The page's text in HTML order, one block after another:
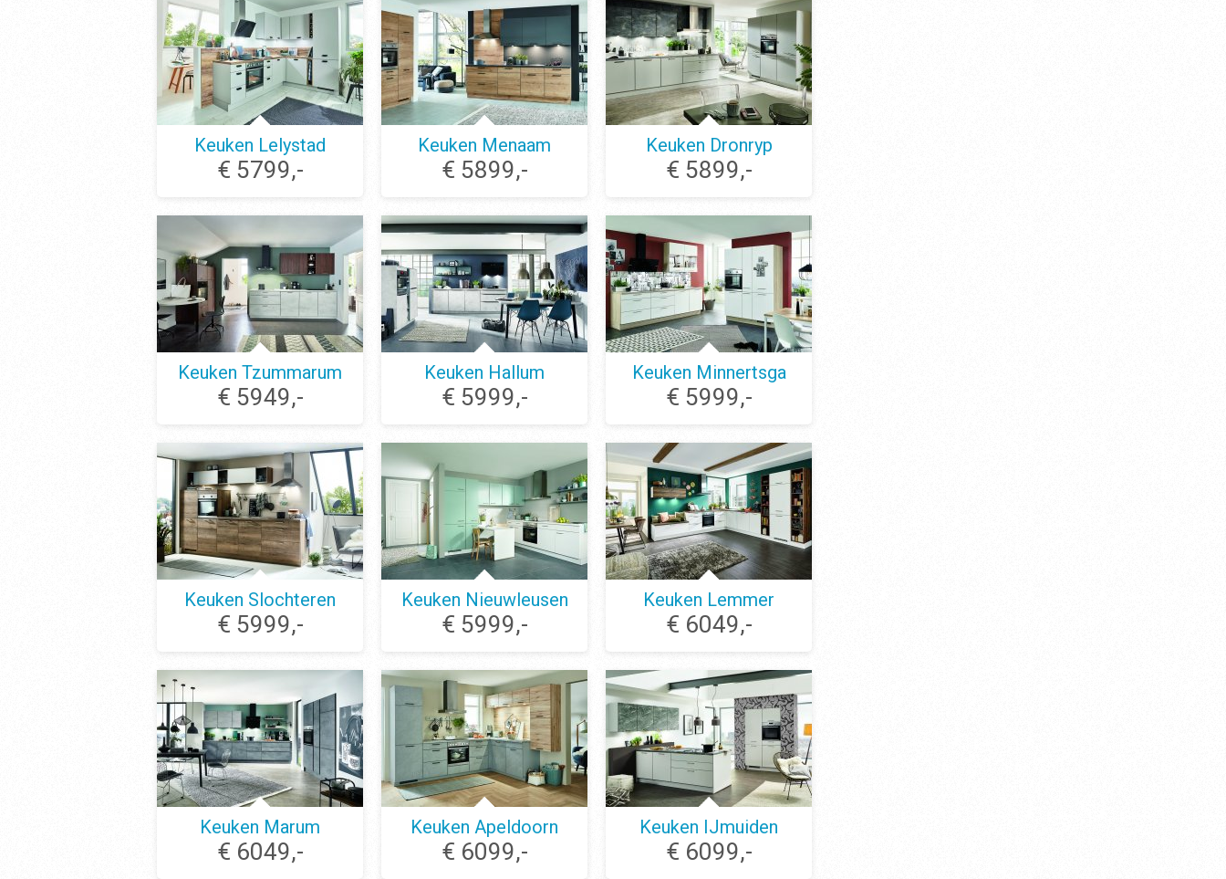
Keuken Lelystad
€ 5799,-
Keuken Menaam
€ 5899,-
Keuken Dronryp
€ 5899,-
Keuken Tzummarum
€ 5949,-
Keuken Hallum
€ 5999,-
Keuken Minnertsga
€ 5999,-
Keuken Slochteren
€ 5999,-
Keuken Nieuwleusen
€ 5999,-
Keuken Lemmer
€ 6049,-
Keuken Marum
€ 6049,-
Keuken Apeldoorn
€ 6099,-
Keuken IJmuiden
€ 6099,-